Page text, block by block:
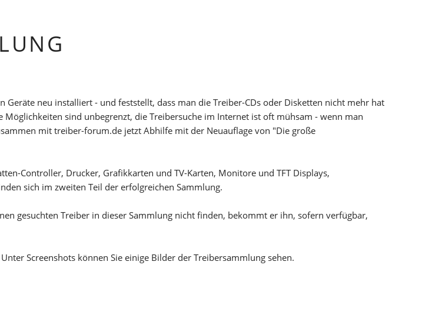
neu installiert - und feststellt, dass man die Treiber-CDs oder Disketten nicht mehr hat
sind unbegrenzt, die Treibersuche im Internet ist oft mühsam - wenn man
mit treiber-forum.de jetzt Abhilfe mit der Neuauflage von "Die große
Controller, Drucker, Grafikkarten und TV-Karten, Monitore und TFT Displays,
sich im zweiten Teil der erfolgreichen Sammlung.
gesuchten Treiber in dieser Sammlung nicht finden, bekommt er ihn, sofern verfügbar,
Screenshots können Sie einige Bilder der Treibersammlung sehen.